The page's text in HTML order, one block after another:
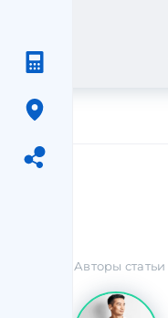
Авторы статьи